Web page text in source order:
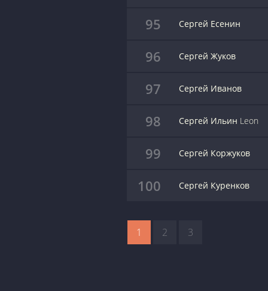
95 Сергей Есенин
96 Сергей Жуков
97 Сергей Иванов
98 Сергей Ильин Leon
99 Сергей Коржуков
100 Сергей Куренков
1 2 3